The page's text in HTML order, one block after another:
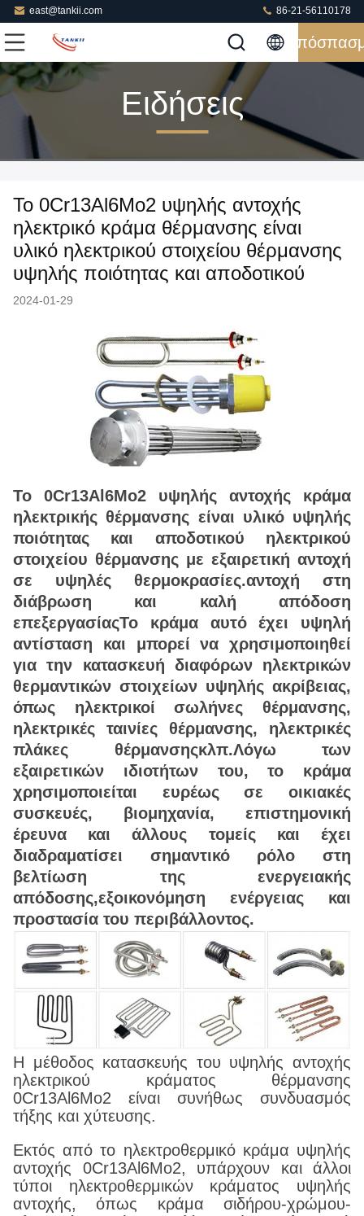
east@tankii.com 86-21-56110178
Ειδήσεις
Το 0Cr13Al6Mo2 υψηλής αντοχής
ηλεκτρικό κράμα θέρμανσης είναι
υλικό ηλεκτρικού στοιχείου θέρμανσης
υψηλής ποιότητας και αποδοτικού
2024-01-29
Το 0Cr13Al6Mo2 υψηλής αντοχής κράμα
ηλεκτρικής θέρμανσης είναι υλικό υψηλής
ποιότητας και αποδοτικού ηλεκτρικού
στοιχείου θέρμανσης με εξαιρετική αντοχή
σε υψηλές θερμοκρασίες.αντοχή στη
διάβρωση και καλή απόδοση
επεξεργασίαςΤο κράμα αυτό έχει υψηλή
αντίσταση και μπορεί να χρησιμοποιηθεί
για την κατασκευή διαφόρων ηλεκτρικών
θερμαντικών στοιχείων υψηλής ακρίβειας,
όπως ηλεκτρικοί σωλήνες θέρμανσης,
ηλεκτρικές ταινίες θέρμανσης, ηλεκτρικές
πλάκες θέρμανσηςκλπ.Λόγω των
εξαιρετικών ιδιοτήτων του, το κράμα
χρησιμοποιείται ευρέως σε οικιακές
συσκευές, βιομηχανία, επιστημονική
έρευνα και άλλους τομείς και έχει
διαδραματίσει σημαντικό ρόλο στη
βελτίωση της ενεργειακής
απόδοσης,εξοικονόμηση ενέργειας και
προστασία του περιβάλλοντος.
Η μέθοδος κατασκευής του υψηλής αντοχής
ηλεκτρικού κράματος θέρμανσης
0Cr13Al6Mo2 είναι συνήθως συνδυασμός
τήξης και χύτευσης.
Εκτός από το ηλεκτροθερμικό κράμα υψηλής
αντοχής 0Cr13Al6Mo2, υπάρχουν και άλλοι
τύποι ηλεκτροθερμικών κράματος υψηλής
αντοχής, όπως κράμα σιδήρου-χρώμου-